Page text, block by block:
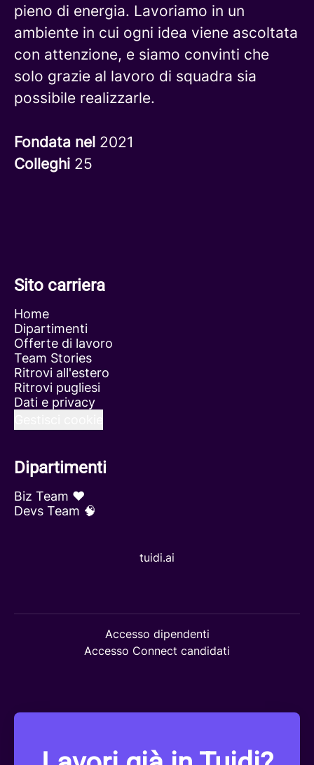
pieno di energia. Lavoriamo in un
ambiente in cui ogni idea viene ascoltata
con attenzione, e siamo convinti che
solo grazie al lavoro di squadra sia
possibile realizzarle.
Fondata nel 2021
Colleghi 25
Sito carriera
Home
Dipartimenti
Offerte di lavoro
Team Stories
Ritrovi all'estero
Ritrovi pugliesi
Dati e privacy
Dipartimenti
Biz Team ❤️
Devs Team 🧠
tuidi.ai
Accesso dipendenti
Accesso Connect candidati